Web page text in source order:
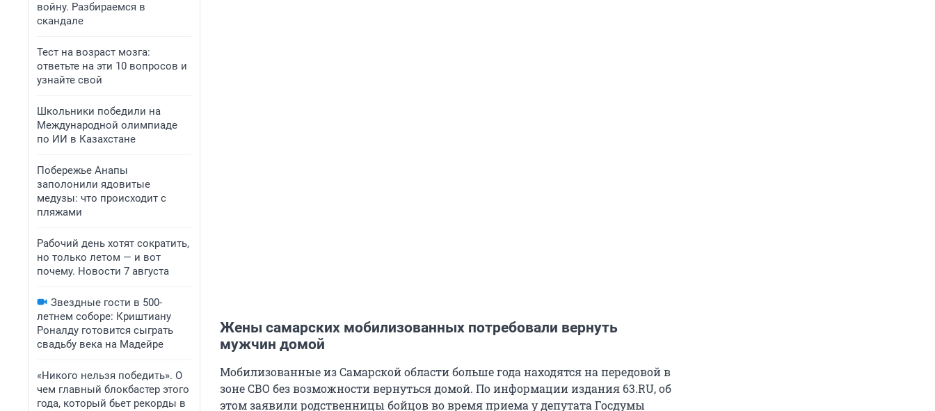
войну. Разбираемся в
скандале
Тест на возраст мозга:
ответьте на эти 10 вопросов и
узнайте свой
Школьники победили на
Международной олимпиаде
по ИИ в Казахстане
Побережье Анапы
заполонили ядовитые
медузы: что происходит с
пляжами
Рабочий день хотят сократить,
но только летом — и вот
почему. Новости 7 августа
Звездные гости в 500-
летнем соборе: Криштиану
Роналду готовится сыграть
свадьбу века на Мадейре
«Никого нельзя победить». О
чем главный блокбастер этого
года, который бьет рекорды в
Жены самарских мобилизованных потребовали вернуть
мужчин домой
Мобилизованные из Самарской области больше года находятся на передовой в
зоне СВО без возможности вернуться домой. По информации издания 63.RU, об
этом заявили родственницы бойцов во время приема у депутата Госдумы